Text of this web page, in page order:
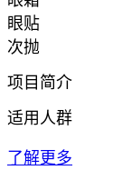
眼贴
次抛
项目简介
适用人群
了解更多